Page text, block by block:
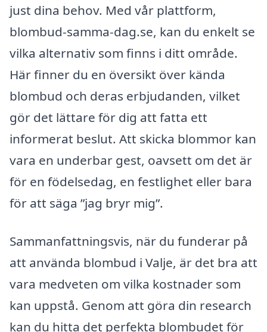
just dina behov. Med vår plattform,
blombud-samma-dag.se, kan du enkelt se
vilka alternativ som finns i ditt område.
Här finner du en översikt över kända
blombud och deras erbjudanden, vilket
gör det lättare för dig att fatta ett
informerat beslut. Att skicka blommor kan
vara en underbar gest, oavsett om det är
för en födelsedag, en festlighet eller bara
för att säga ”jag bryr mig”.
Sammanfattningsvis, när du funderar på
att använda blombud i Valje, är det bra att
vara medveten om vilka kostnader som
kan uppstå. Genom att göra din research
kan du hitta det perfekta blombudet för